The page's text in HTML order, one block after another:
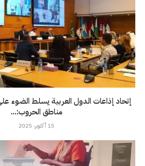
إتحاد إذاعات الدول العربية يسلط الضوء
مناطق الحروب:...
15 أكتوبر، 2025